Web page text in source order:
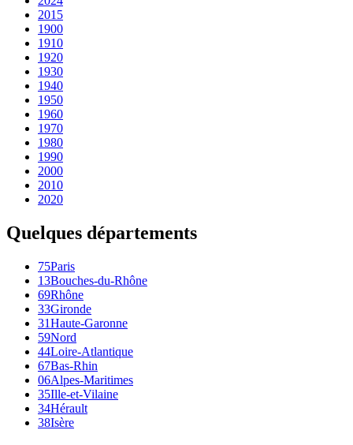
2015
1900
1910
1920
1930
1940
1950
1960
1970
1980
1990
2000
2010
2020
Quelques départements
75Paris
13Bouches-du-Rhône
69Rhône
33Gironde
31Haute-Garonne
59Nord
44Loire-Atlantique
67Bas-Rhin
06Alpes-Maritimes
35Ille-et-Vilaine
34Hérault
38Isère